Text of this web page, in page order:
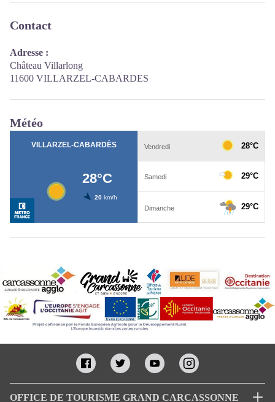
Contact
Adresse :
Château Villarlong
11600 VILLARZEL-CABARDES
Météo
OFFICE DE TOURISME GRAND CARCASSONNE